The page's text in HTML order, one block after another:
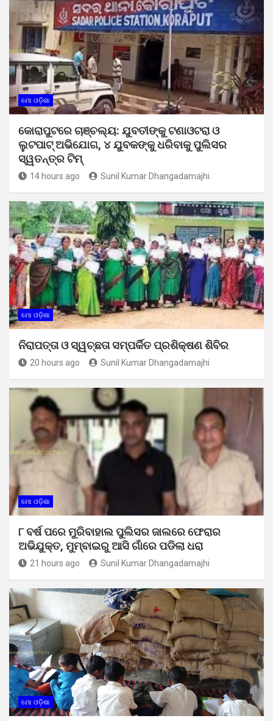
ମୋ ଓଡ଼ିଶା
କୋରାପୁଟରେ ଚାଞ୍ଚଲ୍ୟ: ଯୁବତୀଙ୍କୁ ଟଣାଓଟରା ଓ
ଲୁଟପାଟ୍ ଅଭିଯୋଗ, ୪ ଯୁବକଙ୍କୁ ଧରିବାକୁ ପୁଲିସର
ସ୍ୱତନ୍ତ୍ର ଟିମ୍
14 hours ago Sunil Kumar Dhangadamajhi
ମୋ ଓଡ଼ିଶା
ନିରାପତ୍ତା ଓ ସ୍ୱଚ୍ଛତା ସମ୍ପର୍କିତ ପ୍ରଶିକ୍ଷଣ ଶିବିର
20 hours ago Sunil Kumar Dhangadamajhi
ମୋ ଓଡ଼ିଶା
୮ ବର୍ଷ ପରେ ମୁରିବାହାଲ ପୁଲିସର ଜାଲରେ ଫେରାର
ଅଭିଯୁକ୍ତ, ମୁମ୍ବାଇରୁ ଆସି ଗାଁରେ ପଡିଲା ଧରା
21 hours ago Sunil Kumar Dhangadamajhi
ମୋ ଓଡ଼ିଶା